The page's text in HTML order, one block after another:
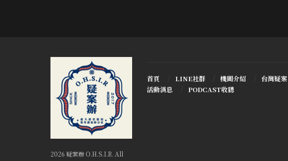
2026 疑案辦 O.H.S.I.R. All
首頁 LINE社群 機關介紹 台灣疑案
活動消息
PODCAST收聽